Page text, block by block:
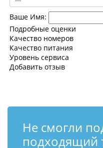
Ваше Имя:
Подробные оценки
Качество номеров
Качество питания
Уровень сервиса
Добавить отзыв
Не смогли
подходящий